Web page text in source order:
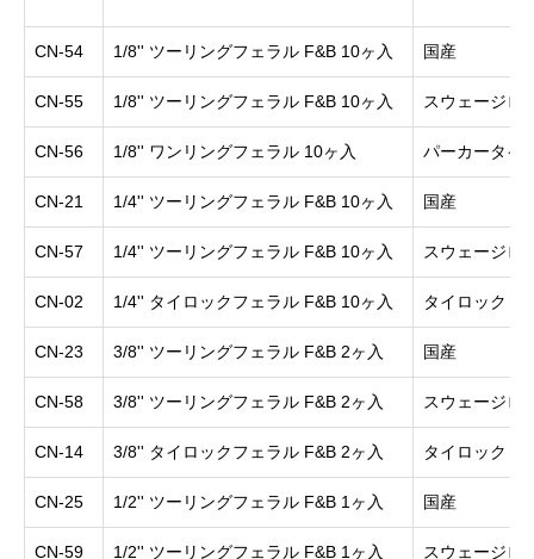
CN-54 1/8'' ツーリングフェラル F&B 10ヶ入 国産
CN-55 1/8'' ツーリングフェラル F&B 10ヶ入 スウェージロ
CN-56 1/8'' ワンリングフェラル 10ヶ入 パーカータイ
CN-21 1/4'' ツーリングフェラル F&B 10ヶ入 国産
CN-57 1/4'' ツーリングフェラル F&B 10ヶ入 スウェージロ
CN-02 1/4'' タイロックフェラル F&B 10ヶ入 タイロック
CN-23 3/8'' ツーリングフェラル F&B 2ヶ入 国産
CN-58 3/8'' ツーリングフェラル F&B 2ヶ入 スウェージロ
CN-14 3/8'' タイロックフェラル F&B 2ヶ入 タイロック
CN-25 1/2'' ツーリングフェラル F&B 1ヶ入 国産
CN-59 1/2'' ツーリングフェラル F&B 1ヶ入 スウェージロ